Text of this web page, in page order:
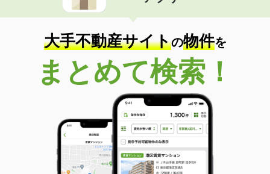
大手不動産サイトの物件を
まとめて検索！